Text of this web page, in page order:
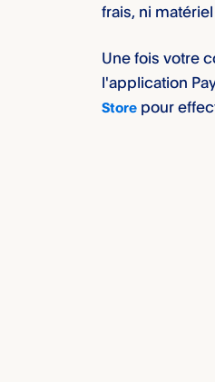
frais, ni
Une fois votre
l'application
Store pour